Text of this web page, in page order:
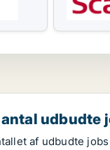
udbudte
af udbudte